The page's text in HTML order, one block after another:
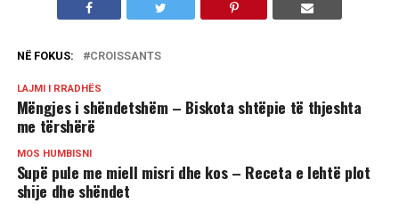
NË FOKUS: CROISSANTS
LAJMI I RRADHËS
Mëngjes i shëndetshëm – Biskota shtëpie të thjeshta
me tërshërë
MOS HUMBISNI
Supë pule me miell misri dhe kos – Receta e lehtë plot
shije dhe shëndet